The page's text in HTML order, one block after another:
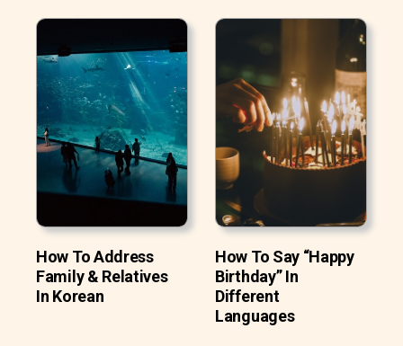
How To Address
Family & Relatives
In Korean
How To Say “Happy
Birthday” In
Different
Languages